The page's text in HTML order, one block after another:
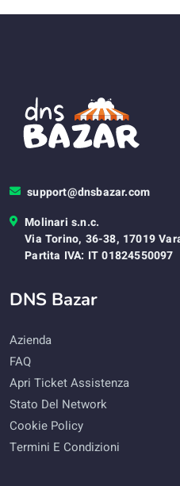
support@dnsbazar.com
Molinari s.n.c.
Via Torino, 36-38, 17019
Partita IVA: IT 01824550097
DNS Bazar
Azienda
FAQ
Apri Ticket Assistenza
Stato Del Network
Cookie Policy
Termini E Condizioni